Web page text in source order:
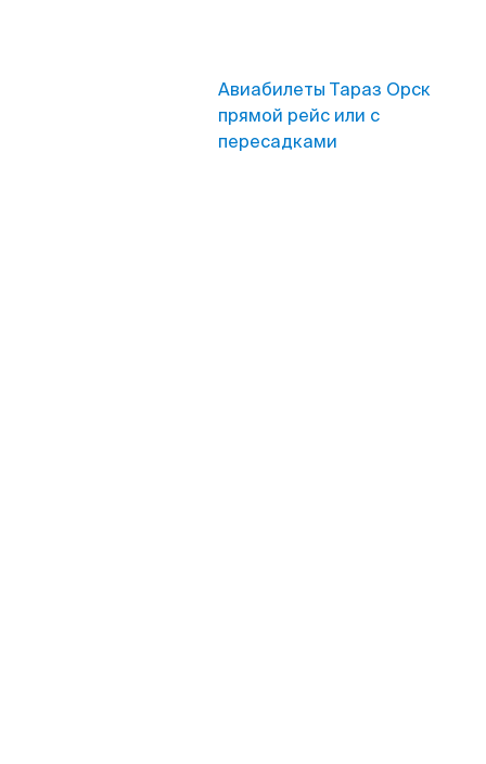
Авиабилеты Тараз Орск
прямой рейс или с
пересадками